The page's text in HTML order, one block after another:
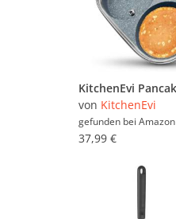
von KitchenEvi
gefunden bei Amazon
37,99 €